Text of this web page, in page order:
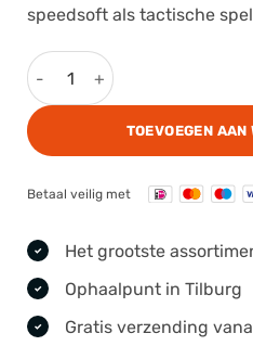
speedsoft als tactische
Dye i4 Pro Shadow Mask
TOEVOEGEN AAN
Betaal veilig met
Het grootste
Ophaalpunt in Tilburg
Gratis verzending